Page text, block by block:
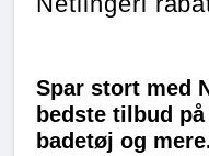
Spar stort med
bedste tilbud
badetøj og